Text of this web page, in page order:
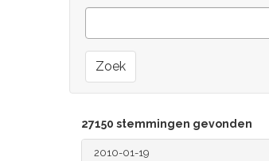
Zoek
27150 stemmingen gevonden
2010-01-19